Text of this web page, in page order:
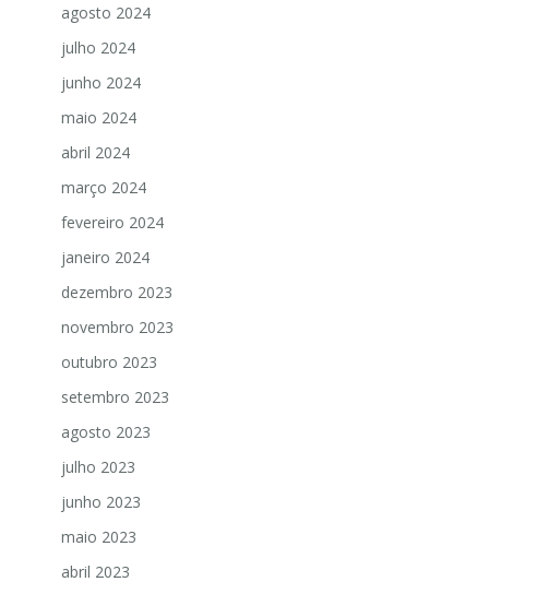
agosto 2024
julho 2024
junho 2024
maio 2024
abril 2024
março 2024
fevereiro 2024
janeiro 2024
dezembro 2023
novembro 2023
outubro 2023
setembro 2023
agosto 2023
julho 2023
junho 2023
maio 2023
abril 2023